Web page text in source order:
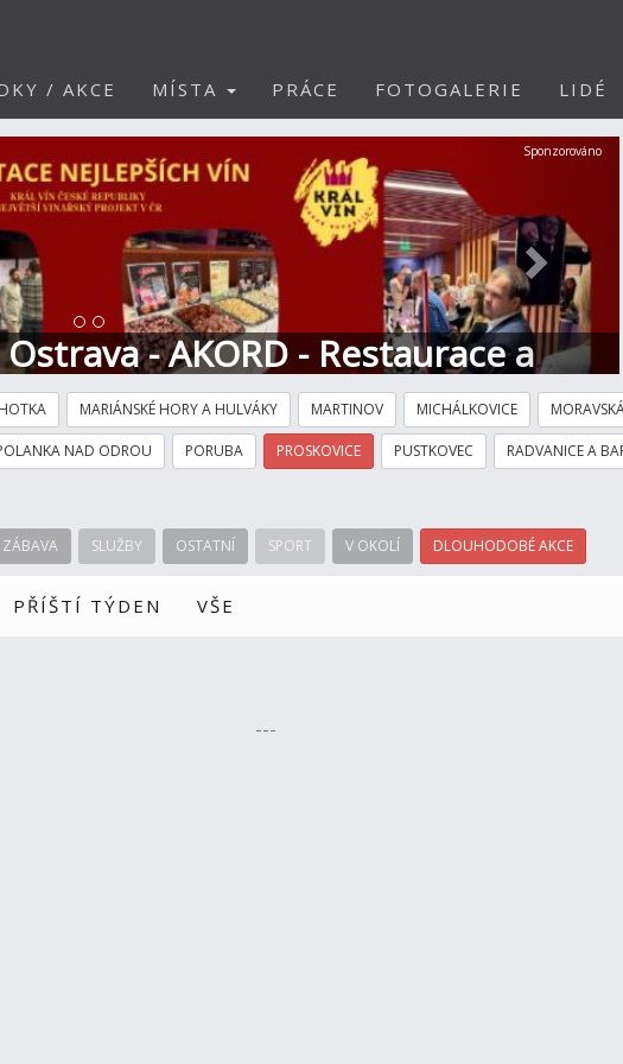
/ AKCE MÍSTA PRÁCE FOTOGALERIE LIDÉ
- AKORD - Restaurace a
Další
Sponzorováno
MARIÁNSKÉ HORY A HULVÁKY MARTINOV MICHÁLKOVICE
NAD ODROU PORUBA PROSKOVICE PUSTKOVEC RADVANICE A
ZÁBAVA SLUŽBY OSTATNÍ SPORT V OKOLÍ DLOUHODOBÉ AKCE
PŘÍŠTÍ TÝDEN VŠE
---